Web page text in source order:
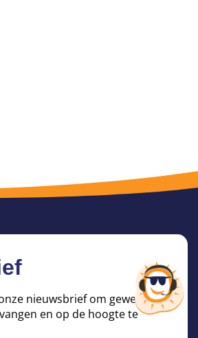
nieuwsbrief om geweldige
en op de hoogte te